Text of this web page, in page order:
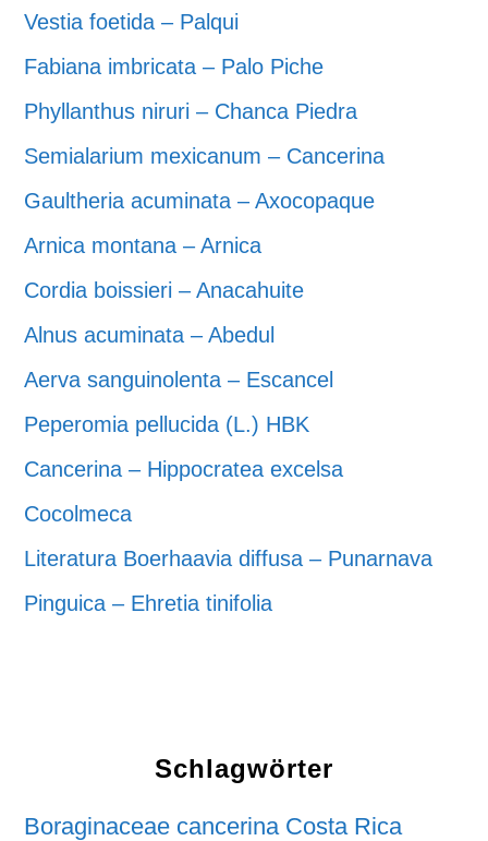
Vestia foetida – Palqui
Fabiana imbricata – Palo Piche
Phyllanthus niruri – Chanca Piedra
Semialarium mexicanum – Cancerina
Gaultheria acuminata – Axocopaque
Arnica montana – Arnica
Cordia boissieri – Anacahuite
Alnus acuminata – Abedul
Aerva sanguinolenta – Escancel
Peperomia pellucida (L.) HBK
Cancerina – Hippocratea excelsa
Cocolmeca
Literatura Boerhaavia diffusa – Punarnava
Pinguica – Ehretia tinifolia
Schlagwörter
Boraginaceae cancerina Costa Rica